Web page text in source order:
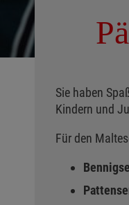
Sie haben
Kindern und
Für den